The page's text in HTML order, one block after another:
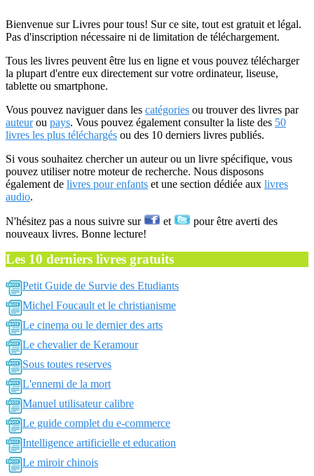
Bienvenue sur Livres pour tous! Sur ce site, tout est gratuit et légal.
Pas d'inscription nécessaire ni de limitation de téléchargement.
Tous les livres peuvent être lus en ligne et vous pouvez télécharger
la plupart d'entre eux directement sur votre ordinateur, liseuse,
tablette ou smartphone.
Vous pouvez naviguer dans les catégories ou trouver des livres par
auteurou pays. Vous pouvez également consulter la liste des 50
livres les plus téléchargés ou des 10 derniers livres publiés.
Si vous souhaitez chercher un auteur ou un livre spécifique, vous
pouvez utiliser notre moteur de recherche. Nous disposons
également de livres pour enfants et une section dédiée aux livres
audio.
N'hésitez pas a nous suivre sur et
pour être averti des
nouveaux livres. Bonne lecture!
Les 10 derniers livres gratuits
Petit Guide de Survie des Etudiants
Michel Foucault et le christianisme
Le cinema ou le dernier des arts
Le chevalier de Keramour
Sous toutes reserves
L'ennemi de la mort
Manuel utilisateur calibre
Le guide complet du e-commerce
Intelligence artificielle et education
Le miroir chinois